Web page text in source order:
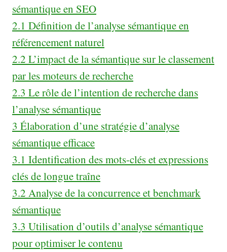
sémantique en SEO
2.1 Définition de l’analyse sémantique en
référencement naturel
2.2 L’impact de la sémantique sur le classement
par les moteurs de recherche
2.3 Le rôle de l’intention de recherche dans
l’analyse sémantique
3 Élaboration d’une stratégie d’analyse
sémantique efficace
3.1 Identification des mots-clés et expressions
clés de longue traîne
3.2 Analyse de la concurrence et benchmark
sémantique
3.3 Utilisation d’outils d’analyse sémantique
pour optimiser le contenu